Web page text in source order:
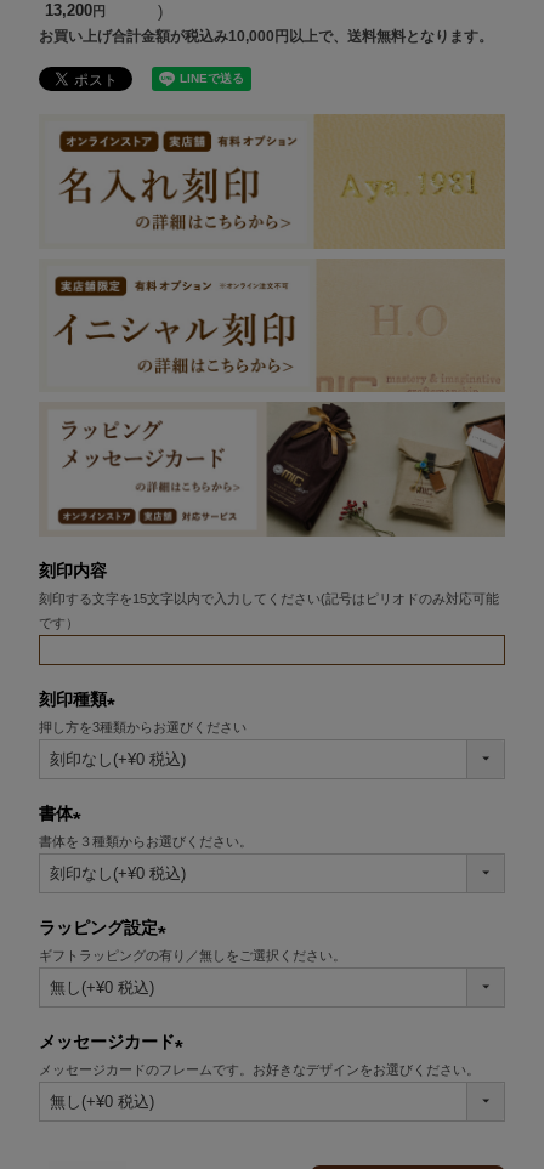
13,200
お買い上げ合計金額が税込み10,000円以上で、送料無料となります。
刻印内容
刻印する文字を15文字以内で入力してください(記号はピリオドのみ対応可能
です）
刻印種類
(必
須)
押し方を3種類からお選びください
書体
(必
須)
書体を３種類からお選びください。
ラッピング設定
(必
ギフトラッピングの有り／無しをご選択ください。
メッセージカード
(必
メッセージカードのフレームです。お好きなデザインをお選びください。